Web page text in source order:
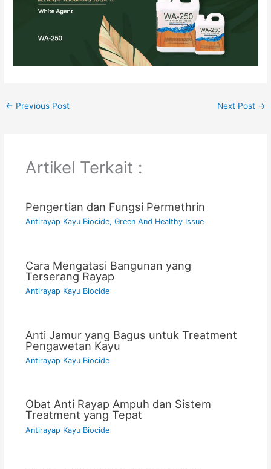
← Previous Post Next Post →
Artikel Terkait :
Pengertian dan Fungsi Permethrin
Antirayap Kayu Biocide, Green And Healthy Issue
Cara Mengatasi Bangunan yang
Terserang Rayap
Antirayap Kayu Biocide
Anti Jamur yang Bagus untuk Treatment
Pengawetan Kayu
Antirayap Kayu Biocide
Obat Anti Rayap Ampuh dan Sistem
Treatment yang Tepat
Antirayap Kayu Biocide